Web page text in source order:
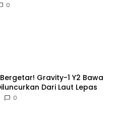
0
Gravity-1 Y2 Bawa
Dari Laut Lepas
0